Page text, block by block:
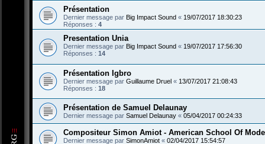
Présentation
Dernier message par Big Impact Sound « 19/07/2017 18:30:23
Réponses : 4
Presentation Unia
Dernier message par Big Impact Sound « 19/07/2017 17:56:30
Réponses : 14
Présentation Igbro
Dernier message par Guillaume Druel « 13/07/2017 21:08:43
Réponses : 18
Présentation de Samuel Delaunay
Dernier message par Samuel Delaunay « 05/04/2017 00:24:33
Compositeur Simon Amiot - American School Of
Dernier message par SimonAmiot « 02/04/2017 15:54:57